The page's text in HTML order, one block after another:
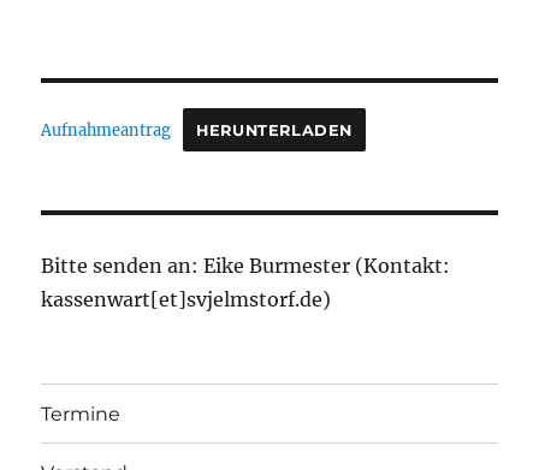
Aufnahmeantrag HERUNTERLADEN
Bitte senden an: Eike Burmester (Kontakt:
kassenwart[et]svjelmstorf.de)
Termine